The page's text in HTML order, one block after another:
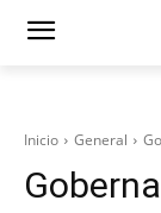
Inicio General